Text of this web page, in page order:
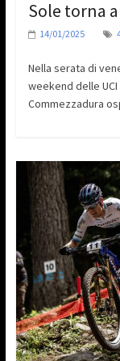
Sole torna
14/01/2025
Nella serata di
weekend delle
Commezzadura